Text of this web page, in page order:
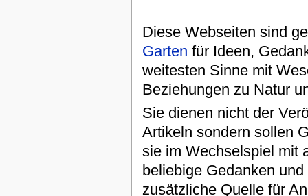
Diese Webseiten sind
Garten für Ideen,
weitesten Sinne mit
Beziehungen zu Natur
Sie dienen nicht der
Artikeln sondern sollen
sie im Wechselspiel mit
beliebige Gedanken
zusätzliche Quelle für